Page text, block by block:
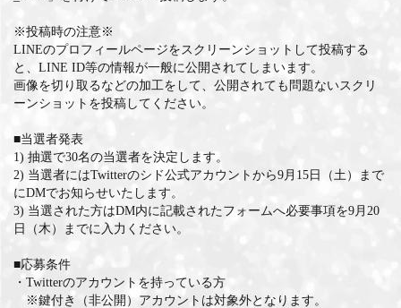
※投稿時の注意※
LINEのプロフィールページをスクリーンショットして投稿する
と、LINE ID等の情報が一般に公開されてしまいます。
画像を切り取るなどの加工をして、公開されても問題ないスクリ
ーンショットを投稿してください。
■当選者発表
1) 抽選で30名の当選者を決定します。
2) 当選者にはTwitterのシド公式アカウントから9月15日（土）まで
にDMでお知らせいたします。
3) 当選された方はDM内に記載されたフォームへ必要事項を9月20
日（木）までに入力ください。
■応募条件
・Twitterのアカウントを持っている方
※鍵付き（非公開）アカウントは対象外となります。